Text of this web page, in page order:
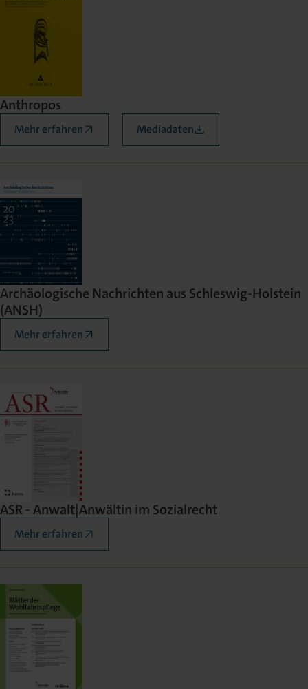
Anthropos
Mehr erfahren Mediadaten
Archäologische Nachrichten aus Schleswig-Holstein
(ANSH)
Mehr erfahren
ASR - Anwalt|Anwältin im Sozialrecht
Mehr erfahren